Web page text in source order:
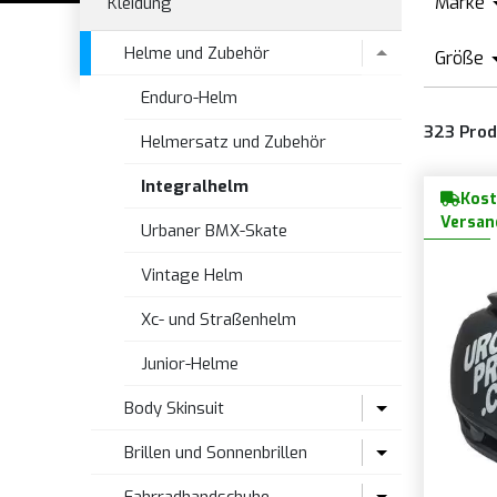
Helme und Zubehör
Enduro-Helm
Helmersatz und Zubehör
Integralhelm
Urbaner BMX-Skate
Vintage Helm
Xc- und Straßenhelm
Junior-Helme
Body Skinsuit
Rennrad-Body
Brillen und Sonnenbrillen
Größe
S
323